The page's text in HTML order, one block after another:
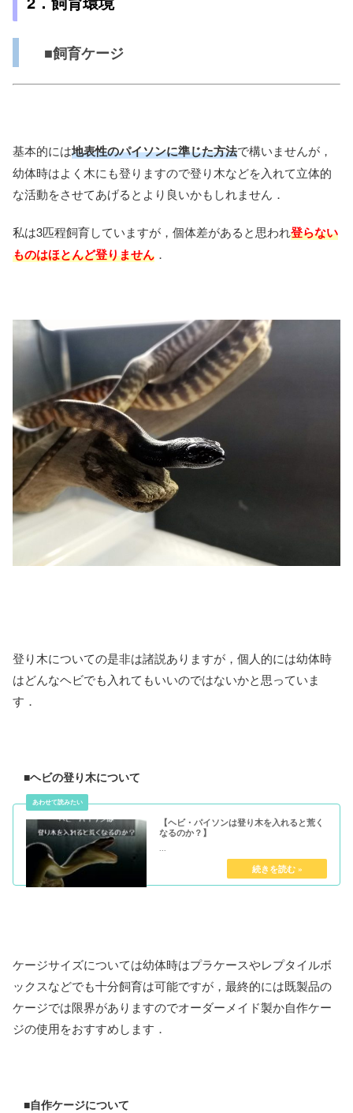
■飼育ケージ
基本的には地表性のパイソンに準じた方法で構いませんが，
幼体時はよく木にも登りますので登り木などを入れて立体的
な活動をさせてあげるとより良いかもしれません．
私は3匹程飼育していますが，個体差があると思われ登らない
ものはほとんど登りません ．
登り木についての是非は諸説ありますが，個人的には幼体時
はどんなヘビでも入れてもいいのではないかと思っていま
す．
■ヘビの登り木について
【ヘビ・パイソンは登り木を入れると荒く
なるのか？】
ケージサイズについては幼体時はプラケースやレプタイルボ
ックスなどでも十分飼育は可能ですが，最終的には既製品の
ケージでは限界がありますのでオーダーメイド製か自作ケー
ジの使用をおすすめします．
■自作ケージについて